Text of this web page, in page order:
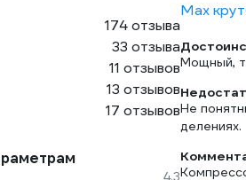
174 отзыва
33 отзыва
11 отзывов
13 отзывов
17 отзывов
4.3
Max
Мощный,
Не
делениях.